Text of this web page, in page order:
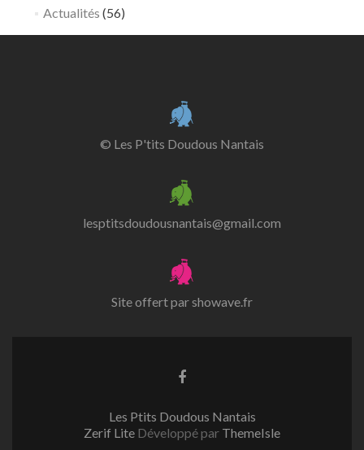
Actualités (56)
© Les P'tits Doudous Nantais
lesptitsdoudousnantais@gmail.com
Site offert parshowave.fr
Lien
Les Ptits Doudous Nantais
Zerif Lite Développé par ThemeIsle